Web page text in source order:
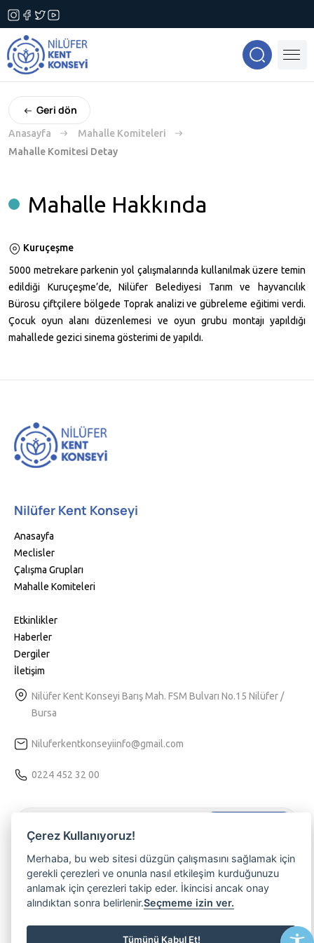
Geri dön
Anasayfa
Mahalle Komiteleri
Mahalle Komitesi Detay
Mahalle Hakkında
Kuruçeşme
5000 metrekare parkenin yol çalışmalarında kullanılmak üzere temin
edildiği Kuruçeşme’de, Nilüfer Belediyesi Tarım ve hayvancılık
Bürosu çiftçilere bölgede Toprak analizi ve gübreleme eğitimi verdi.
Çocuk oyun alanı düzenlemesi ve oyun grubu montajı yapıldığı
mahallede gezici sinema gösterimi de yapıldı.
Nilüfer Kent Konseyi
Anasayfa
Meclisler
Çalışma Grupları
Mahalle Komiteleri
Etkinlikler
Haberler
Dergiler
İletişim
Nilüfer Kent Konseyi Barış Mah. FSM Bulvarı No.15 Nilüfer /
Bursa
Niluferkentkonseyiinfo@gmail.com
0224 452 32 00
Tarafıma kişiselleştirilmiş bir hizmet sunulabilmesi için
Kvkk
aydınlatma
metnini kabul ediyorum.
Nilüferli olmanın ayrıcalığını yaşamak, etkinliklerimizden haberdar
Çerez Kullanıyoruz!
Merhaba, bu web sitesi düzgün çalışmasını sağlamak için
gerekli çerezleri ve onunla nasıl etkileşim kurduğunuzu
anlamak için çerezleri takip eder. İkincisi ancak onay
alındıktan sonra belirlenir.Seçmeme izin ver.
Tümünü Kabul Et!